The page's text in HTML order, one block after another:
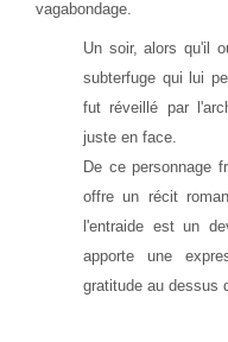
vagabondage.
Un soir, alors qu'il
subterfuge qui lui
fut réveillé par
juste en face.
De ce personnage
offre un récit
l'entraide est un
apporte une
gratitude au dessus